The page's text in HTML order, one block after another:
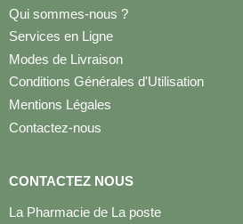
Qui sommes-nous ?
Services en Ligne
Modes de Livraison
Conditions Générales d'Utilisation
Mentions Légales
Contactez-nous
CONTACTEZ NOUS
La Pharmacie de La poste